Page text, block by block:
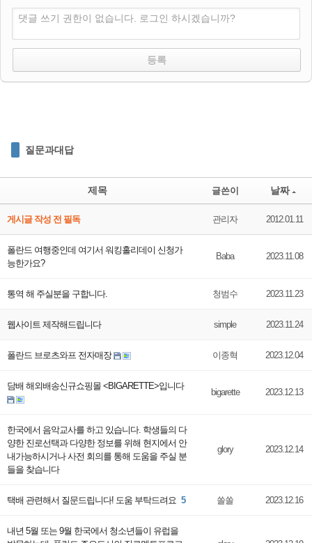
댓글 쓰기 권한이 없습니다. 로그인 하시겠습니까?
질문과대답
제목 글쓴이 날짜
게시글 작성 전 필독 관리자 2012.01.11
폴란드 여행중인데 여기서 워킹홀리데이 신청가
능한가요?
Baba 2023.11.08
통역 해 주실분을 구합니다. 청범수 2023.11.23
웹사이트 제작해드립니다 simple 2023.11.24
폴란드 브로츠와프 전자매장 이종혁 2023.12.04
담배 해외배송신규쇼핑몰 <BIGARETTE>입니다
bigarette 2023.12.13
한국에서 음악교사를 하고 있습니다. 학생들의 다
양한 진로선택과 다양한 정보를 위해 현지에서 안
내가능하시거나 사전 회의를 통해 도움을 주실 분
들을 찾습니다
glory 2023.12.14
택배 관련해서 질문드립니다! 도움 부탁드려요 5 쏠쏠 2023.12.16
내년 5월 또는 9월 한국에서 청소년들이 유럽을